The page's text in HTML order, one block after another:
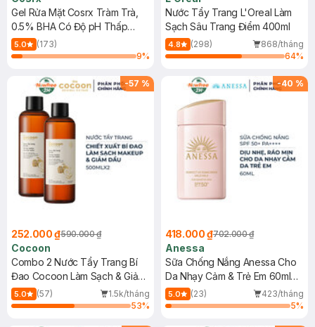
Gel Rửa Mặt Cosrx Tràm Trà,
0.5% BHA Có Độ pH Thấp
150ml
5.0
(173)
9%
Nước Tẩy Trang L'Oreal Làm
Sạch Sâu Trang Điểm 400ml
4.8 (298)
868/tháng
64%
-57 %
252.000 ₫590.000 ₫
Cocoon
Combo 2 Nước Tẩy Trang Bí
Đao Cocoon Làm Sạch & Giảm
Dầu 500ml
5.0 (57)
1.5k/tháng
53%
-40 %
418.000 ₫702.000 ₫
Anessa
Sữa Chống Nắng Anessa Cho
Da Nhạy Cảm & Trẻ Em 60ml
(Mới)
5.0 (23)
423/tháng
5%